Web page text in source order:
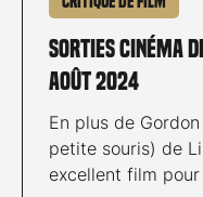
Sorties cinéma
août 2024
En plus de Gordon &
petite souris) de Linda Hambäk,
excellent film